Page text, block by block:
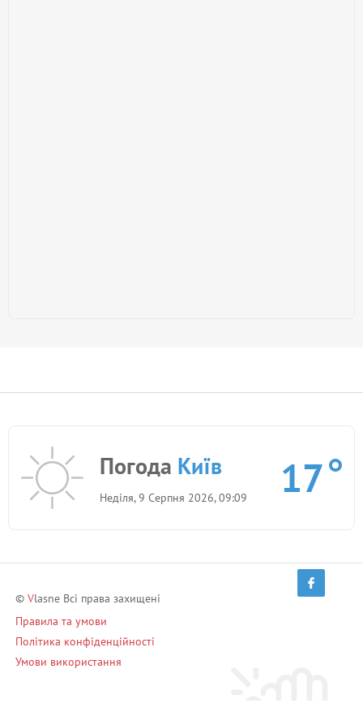
Погода Київ
Неділя, 9 Серпня 2026, 09:09 17
© Vlasne Всі права захищені
Правила та умови
Політика конфіденційності
Умови використання